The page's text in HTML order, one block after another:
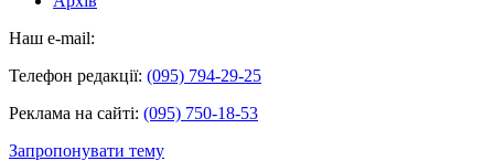
Наш e-mail:
Телефон редакції: (095) 794-29-25
Реклама на сайті: (095) 750-18-53
Запропонувати тему